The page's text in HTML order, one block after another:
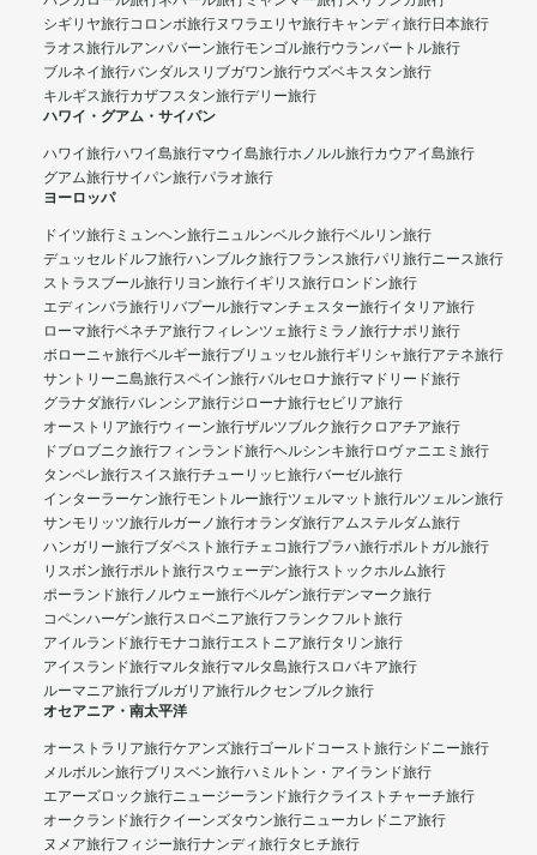
シギリヤ旅行コロンボ旅行ヌワラエリヤ旅行キャンディ旅行日本旅行
ラオス旅行ルアンパバーン旅行モンゴル旅行ウランバートル旅行
ブルネイ旅行バンダルスリブガワン旅行ウズベキスタン旅行
キルギス旅行カザフスタン旅行デリー旅行
ハワイ・グアム・サイパン
ハワイ旅行ハワイ島旅行マウイ島旅行ホノルル旅行カウアイ島旅行
グアム旅行サイパン旅行パラオ旅行
ヨーロッパ
ドイツ旅行 ミュンヘン旅行ニュルンベルク旅行ベルリン旅行
デュッセルドルフ旅行ハンブルク旅行フランス旅行パリ旅行ニース旅行
ストラスブール旅行リヨン旅行イギリス旅行ロンドン旅行
エディンバラ旅行リバプール旅行マンチェスター旅行イタリア旅行
ローマ旅行ベネチア旅行フィレンツェ旅行 ミラノ旅行ナポリ旅行
ボローニャ旅行ベルギー旅行ブリュッセル旅行ギリシャ旅行アテネ旅行
サントリーニ島旅行スペイン旅行バルセロナ旅行マドリード旅行
グラナダ旅行バレンシア旅行ジローナ旅行セビリア旅行
オーストリア旅行ウィーン旅行ザルツブルク旅行クロアチア旅行
ドブロブニク旅行フィンランド旅行ヘルシンキ旅行ロヴァニエミ旅行
タンペレ旅行スイス旅行チューリッヒ旅行バーゼル旅行
インターラーケン旅行モントルー旅行ツェルマット旅行ルツェルン旅行
サンモリッツ旅行ルガーノ旅行オランダ旅行アムステルダム旅行
ハンガリー旅行ブダペスト旅行チェコ旅行プラハ旅行ポルトガル旅行
リスボン旅行ポルト旅行スウェーデン旅行ストックホルム旅行
ポーランド旅行ノルウェー旅行ベルゲン旅行デンマーク旅行
コペンハーゲン旅行スロベニア旅行フランクフルト旅行
アイルランド旅行モナコ旅行エストニア旅行タリン旅行
アイスランド旅行マルタ旅行マルタ島旅行スロバキア旅行
ルーマニア旅行ブルガリア旅行ルクセンブルク旅行
オセアニア・南太平洋
オーストラリア旅行ケアンズ旅行ゴールドコースト旅行シドニー旅行
メルボルン旅行ブリスベン旅行ハミルトン・アイランド旅行
エアーズロック旅行ニュージーランド旅行クライストチャーチ旅行
オークランド旅行クイーンズタウン旅行ニューカレドニア旅行
ヌメア旅行フィジー旅行ナンディ旅行タヒチ旅行